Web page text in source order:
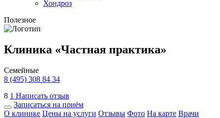
Хондроз
Полезное
Клиника «Частная практика»
Семейные
8 (495) 308 84 34
8 1 Написать отзыв
Записаться на приём
О клинике Цены на услуги Отзывы Фото На карте Врачи